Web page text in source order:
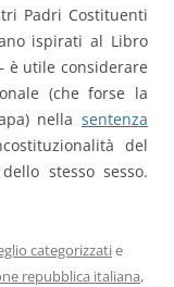
Padri Costituenti
ispirati al Libro
è utile considerare
(che forse la
nella sentenza
del
stesso sesso.
categorizzatie
repubblica italiana,